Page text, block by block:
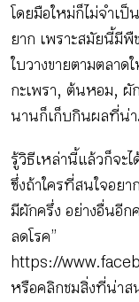
โดยมือใหม่ก็ไม่จำเป็
ยาก เพราะสมัยนี้มี
ใบวางขายตามตลาด
กะเพรา, ต้นหอม, ผั
นานก็เก็บกินผลที่น่า
รู้วิธีเหล่านี้แล้วก็จะ
ซึ่งถ้าใครที่สนใจอยา
มีผักครึ่ง อย่างอื่นอีก
ลดโรค”
https://
หรือคลิกชมสิ่งที่น่าส